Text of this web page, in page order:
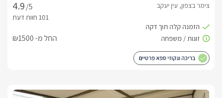
בסופי שבוע ועונה חמה מינימום 2 לילות להזמנה. 48 שעות לפני
אינטימיות מוחלטת - כל סוויטה מבודדת מהשניה ומגודרת לשמירה
/5
צימר בצפון, עין יעקב
החל מ- ₪1500
בריכה וגקוזי ספא פרטיים